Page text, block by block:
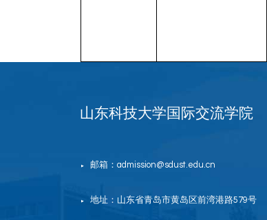
山东科技大学国际交流学院
▶ 邮箱：admission@sdust.edu.cn
▶ 地址：山东省青岛市黄岛区前湾港路579号